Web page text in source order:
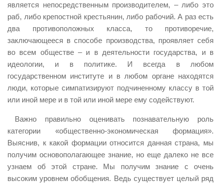
является непосредственным производителем, – либо это
раб, либо крепостной крестьянин, либо рабочий. А раз есть
два противоположных класса, то противоречие,
заключающееся в способе производства, проявляет себя
во всем обществе – и в деятельности государства, и в
идеологии, и в политике. И всегда в любом
государственном институте и в любом органе находятся
люди, которые симпатизируют подчиненному классу в той
или иной мере и в той или иной мере ему содействуют.
Важно правильно оценивать познавательную роль
категории «общественно-экономическая формация».
Выяснив, к какой формации относится данная страна, мы
получим основополагающее знание, но еще далеко не все
узнаем об этой стране. Мы получим знание с очень
высоким уровнем обобщения. Ведь существует целый ряд